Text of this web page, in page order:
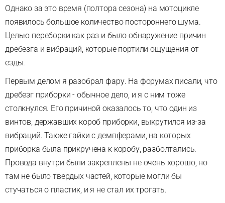
Однако за это время (полтора сезона) на мотоцикле
появилось большое количество постороннего шума.
Целью переборки как раз и было обнаружение причин
дребезга и вибраций, которые портили ощущения от
езды.
Первым делом я разобрал фару. На форумах писали, что
дребезг приборки - обычное дело, и я с ним тоже
столкнулся. Его причиной оказалось то, что один из
винтов, державших короб приборки, выкрутился из-за
вибраций. Также гайки с демпферами, на которых
приборка была прикручена к коробу, разболтались.
Провода внутри были закреплены не очень хорошо, но
там не было твердых частей, которые могли бы
стучаться о пластик, и я не стал их трогать.